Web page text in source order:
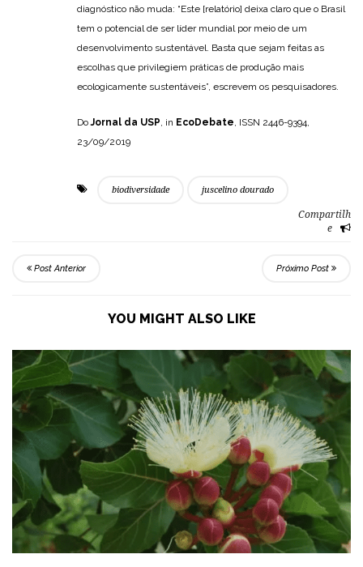
diagnóstico não muda: “Este [relatório] deixa claro que o Brasil
tem o potencial de ser líder mundial por meio de um
desenvolvimento sustentável. Basta que sejam feitas as
escolhas que privilegiem práticas de produção mais
ecologicamente sustentáveis”, escrevem os pesquisadores.
DoJornal da USP, in EcoDebate, ISSN 2446-9394,
23/09/2019
biodiversidade juscelino dourado
Compartilh
e
Post Anterior Próximo Post
YOU MIGHT ALSO LIKE